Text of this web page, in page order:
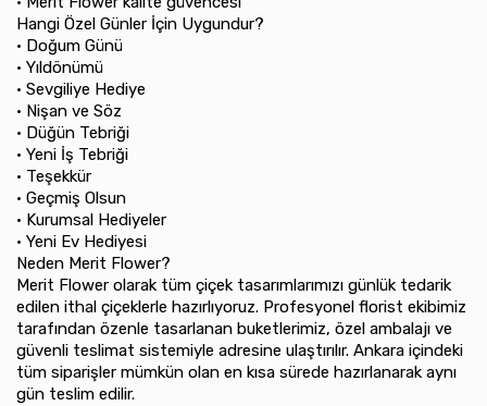
Hangi Özel Günler İçin Uygundur?
•⁠ ⁠Doğum Günü
•⁠ ⁠Yıldönümü
•⁠ ⁠Sevgiliye Hediye
•⁠ ⁠Nişan ve Söz
•⁠ ⁠Düğün Tebriği
•⁠ ⁠Yeni İş Tebriği
•⁠ ⁠Teşekkür
•⁠ ⁠Geçmiş Olsun
•⁠ ⁠Kurumsal Hediyeler
•⁠ ⁠Yeni Ev Hediyesi
Neden Merit Flower?
Merit Flower olarak tüm çiçek tasarımlarımızı günlük tedarik
edilen ithal çiçeklerle hazırlıyoruz. Profesyonel florist ekibimiz
tarafından özenle tasarlanan buketlerimiz, özel ambalajı ve
güvenli teslimat sistemiyle adresine ulaştırılır. Ankara içindeki
tüm siparişler mümkün olan en kısa sürede hazırlanarak aynı
gün teslim edilir.